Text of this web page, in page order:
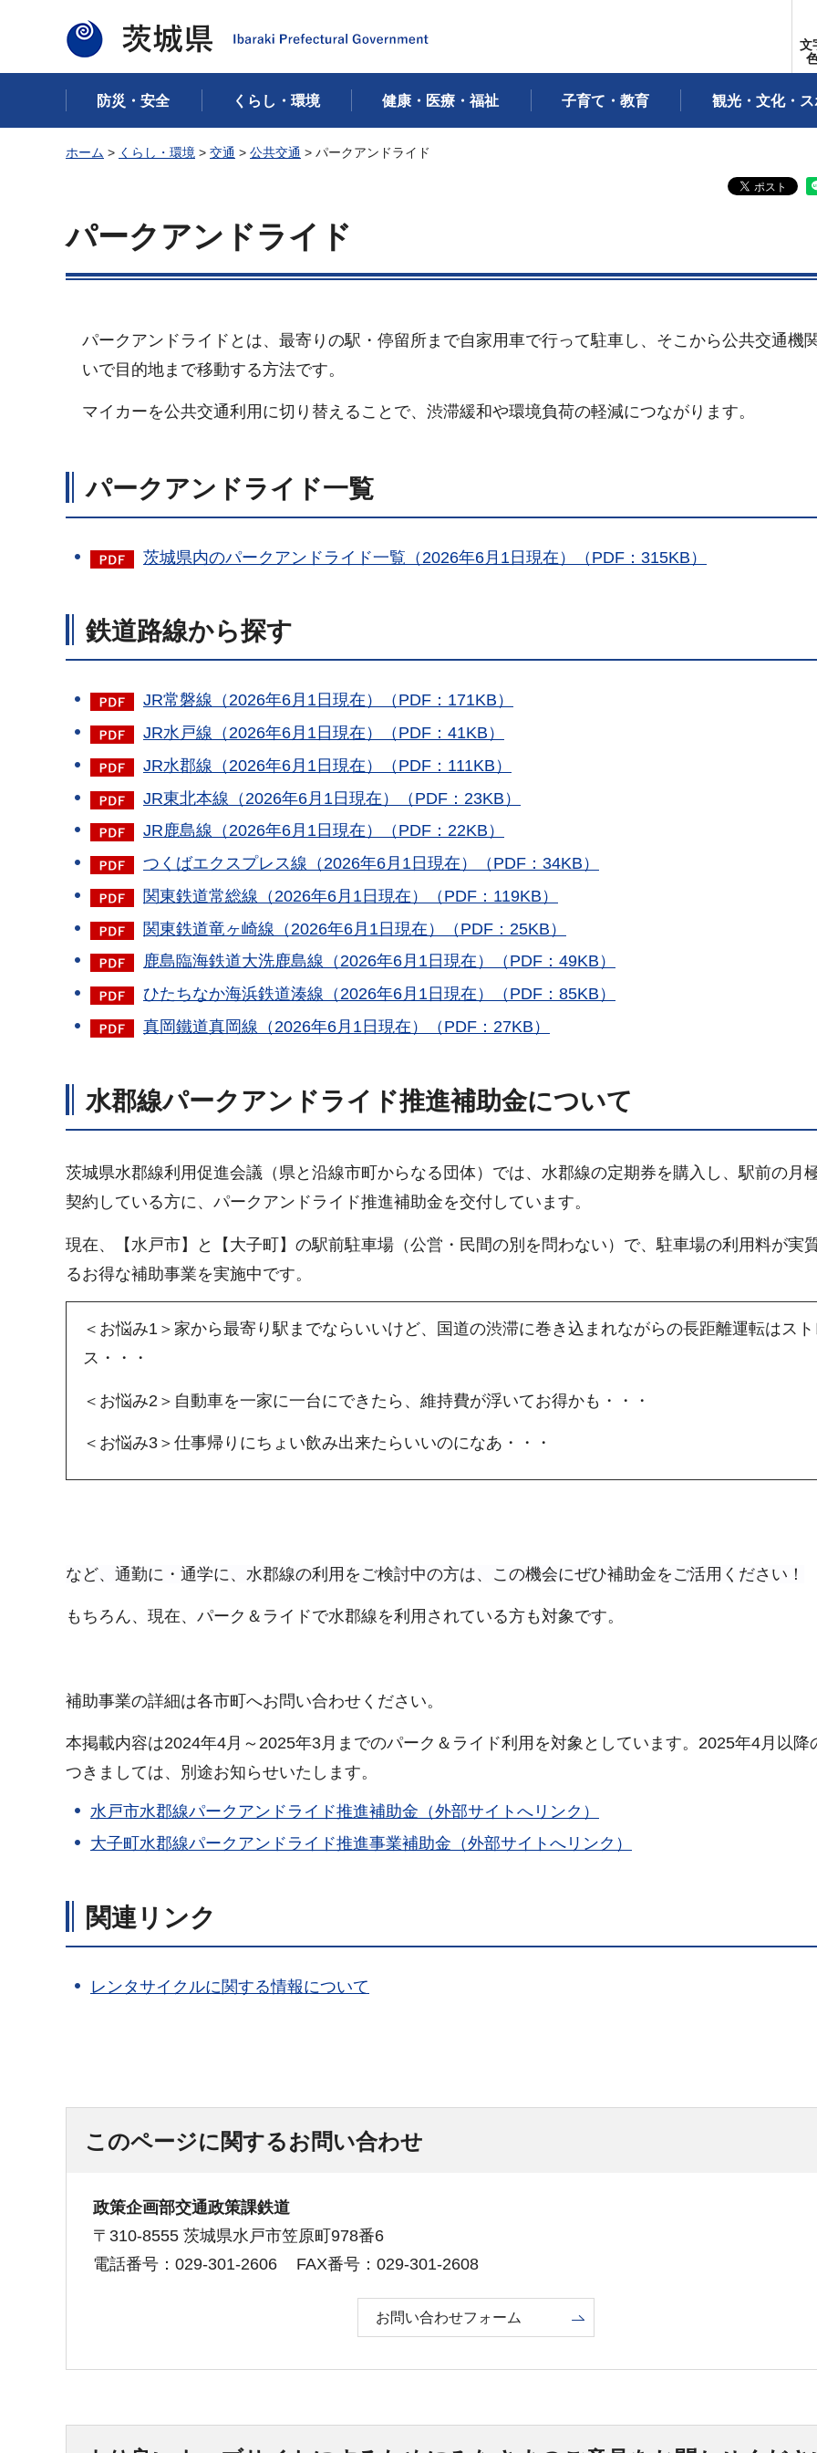
茨城県
文
防災・安全 くらし・環境 健康・医療・福祉 子育て・教育 観光・文化・ス
ホーム > くらし・環境 > 交通 > 公共交通 > パークアンドライド
パークアンドライド
パークアンドライドとは、最寄りの駅・停留所まで自家用車で行って駐車し、そこから公共交通機
いで目的地まで移動する方法です。
マイカーを公共交通利用に切り替えることで、渋滞緩和や環境負荷の軽減につながります。
パークアンドライド一覧
茨城県内のパークアンドライド一覧（2026年6月1日現在）（PDF：315KB）
鉄道路線から探す
JR常磐線（2026年6月1日現在）（PDF：171KB）
JR水戸線（2026年6月1日現在）（PDF：41KB）
JR水郡線（2026年6月1日現在）（PDF：111KB）
JR東北本線（2026年6月1日現在）（PDF：23KB）
JR鹿島線（2026年6月1日現在）（PDF：22KB）
つくばエクスプレス線（2026年6月1日現在）（PDF：34KB）
関東鉄道常総線（2026年6月1日現在）（PDF：119KB）
関東鉄道竜ヶ崎線（2026年6月1日現在）（PDF：25KB）
鹿島臨海鉄道大洗鹿島線（2026年6月1日現在）（PDF：49KB）
ひたちなか海浜鉄道湊線（2026年6月1日現在）（PDF：85KB）
真岡鐵道真岡線（2026年6月1日現在）（PDF：27KB）
水郡線パークアンドライド推進補助金について
茨城県水郡線利用促進会議（県と沿線市町からなる団体）では、水郡線の定期券を購入し、駅前の月
契約している方に、パークアンドライド推進補助金を交付しています。
現在、【水戸市】と【大子町】の駅前駐車場（公営・民間の別を問わない）で、駐車場の利用料が実
るお得な補助事業を実施中です。
＜お悩み1＞家から最寄り駅までならいいけど、国道の渋滞に巻き込まれながらの長距離運転はスト
ス・・・
＜お悩み2＞自動車を一家に一台にできたら、維持費が浮いてお得かも・・・
＜お悩み3＞仕事帰りにちょい飲み出来たらいいのになあ・・・
など、通勤に・通学に、水郡線の利用をご検討中の方は、この機会にぜひ補助金をご活用ください！
もちろん、現在、パーク＆ライドで水郡線を利用されている方も対象です。
補助事業の詳細は各市町へお問い合わせください。
本掲載内容は2024年4月～2025年3月までのパーク＆ライド利用を対象としています。2025年4月以降
つきましては、別途お知らせいたします。
水戸市水郡線パークアンドライド推進補助金（外部サイトへリンク）
大子町水郡線パークアンドライド推進事業補助金（外部サイトへリンク）
関連リンク
レンタサイクルに関する情報について
このページに関するお問い合わせ
政策企画部交通政策課鉄道
〒310-8555 茨城県水戸市笠原町978番6
電話番号：029-301-2606
FAX番号：029-301-2608
お問い合わせフォーム